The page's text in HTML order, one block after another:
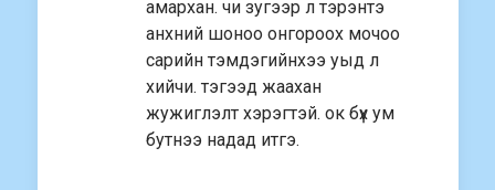
амархан. чи зугээр л тэрэнтэ
анхний шоноо онгороох мочоо
сарийн тэмдэгийнхээ уыд л
хийчи. тэгээд жаахан
жужиглэлт хэрэгтэй. ок бүх ум
бутнээ надад итгэ.